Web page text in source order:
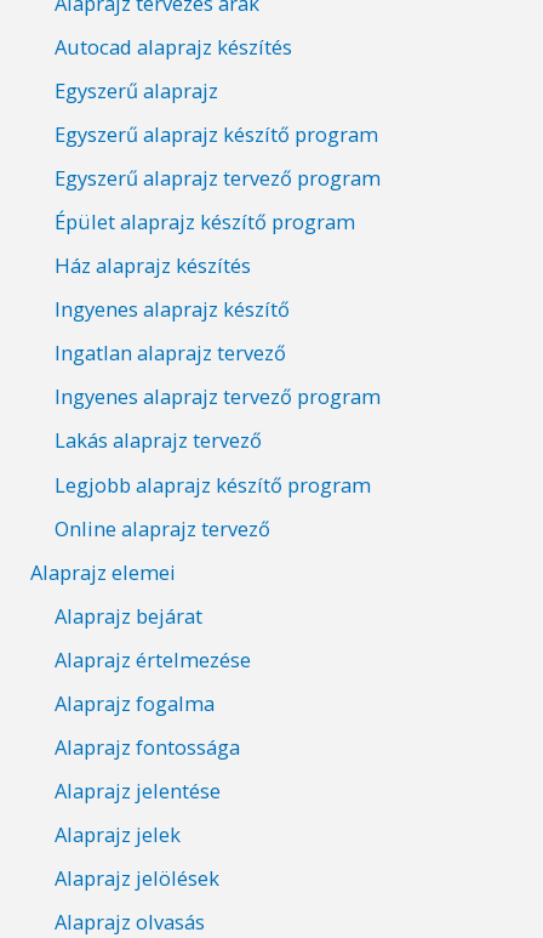
Autocad alaprajz készítés
Egyszerű alaprajz
Egyszerű alaprajz készítő program
Egyszerű alaprajz tervező program
Épület alaprajz készítő program
Ház alaprajz készítés
Ingyenes alaprajz készítő
Ingatlan alaprajz tervező
Ingyenes alaprajz tervező program
Lakás alaprajz tervező
Legjobb alaprajz készítő program
Online alaprajz tervező
Alaprajz elemei
Alaprajz bejárat
Alaprajz értelmezése
Alaprajz fogalma
Alaprajz fontossága
Alaprajz jelentése
Alaprajz jelek
Alaprajz jelölések
Alaprajz olvasás